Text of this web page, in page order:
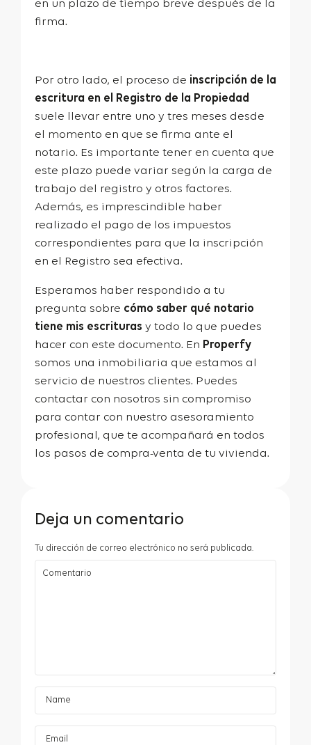
en un plazo de tiempo breve después de la
firma.
Por otro lado, el proceso de inscripción de la
escritura en el Registro de la Propiedad
suele llevar entre uno y tres meses desde
el momento en que se firma ante el
notario. Es importante tener en cuenta que
este plazo puede variar según la carga de
trabajo del registro y otros factores.
Además, es imprescindible haber
realizado el pago de los impuestos
correspondientes para que la inscripción
en el Registro sea efectiva.
Esperamos haber respondido a tu
pregunta sobre cómo saber qué notario
tiene mis escrituras y todo lo que puedes
hacer con este documento. En Properfy
somos una inmobiliaria que estamos al
servicio de nuestros clientes. Puedes
contactar con nosotros sin compromiso
para contar con nuestro asesoramiento
profesional, que te acompañará en todos
los pasos de compra-venta de tu vivienda.
Deja un comentario
Tu dirección de correo electrónico no será publicada.